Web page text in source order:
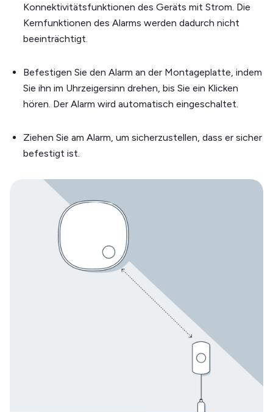
Konnektivitätsfunktionen des Geräts mit Strom. Die
Kernfunktionen des Alarms werden dadurch nicht
beeinträchtigt.
Befestigen Sie den Alarm an der Montageplatte, indem
Sie ihn im Uhrzeigersinn drehen, bis Sie ein Klicken
hören. Der Alarm wird automatisch eingeschaltet.
Ziehen Sie am Alarm, um sicherzustellen, dass er sicher
befestigt ist.